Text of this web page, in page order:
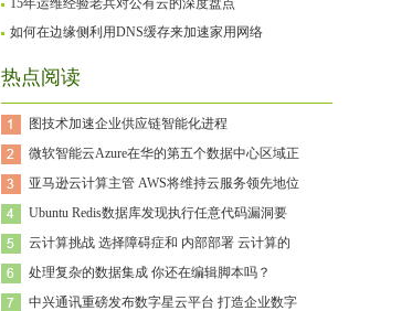
15年运维经验老兵对公有云的深度盘点
如何在边缘侧利用DNS缓存来加速家用网络
热点阅读
图技术加速企业供应链智能化进程
微软智能云Azure在华的第五个数据中心区域正
亚马逊云计算主管 AWS将维持云服务领先地位
Ubuntu Redis数据库发现执行任意代码漏洞要
云计算挑战 选择障碍症和 内部部署 云计算的
处理复杂的数据集成 你还在编辑脚本吗？
中兴通讯重磅发布数字星云平台 打造企业数字